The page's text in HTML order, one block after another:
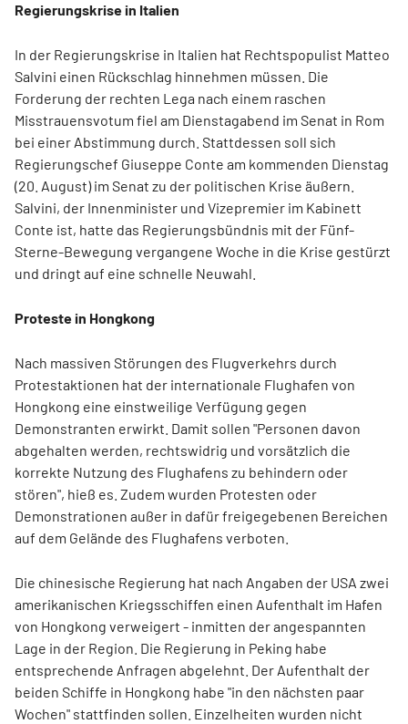
Regierungskrise in Italien
In der Regierungskrise in Italien hat Rechtspopulist Matteo
Salvini einen Rückschlag hinnehmen müssen. Die
Forderung der rechten Lega nach einem raschen
Misstrauensvotum fiel am Dienstagabend im Senat in Rom
bei einer Abstimmung durch. Stattdessen soll sich
Regierungschef Giuseppe Conte am kommenden Dienstag
(20. August) im Senat zu der politischen Krise äußern.
Salvini, der Innenminister und Vizepremier im Kabinett
Conte ist, hatte das Regierungsbündnis mit der Fünf-
Sterne-Bewegung vergangene Woche in die Krise gestürzt
und dringt auf eine schnelle Neuwahl.
Proteste in Hongkong
Nach massiven Störungen des Flugverkehrs durch
Protestaktionen hat der internationale Flughafen von
Hongkong eine einstweilige Verfügung gegen
Demonstranten erwirkt. Damit sollen "Personen davon
abgehalten werden, rechtswidrig und vorsätzlich die
korrekte Nutzung des Flughafens zu behindern oder
stören", hieß es. Zudem wurden Protesten oder
Demonstrationen außer in dafür freigegebenen Bereichen
auf dem Gelände des Flughafens verboten.
Die chinesische Regierung hat nach Angaben der USA zwei
amerikanischen Kriegsschiffen einen Aufenthalt im Hafen
von Hongkong verweigert - inmitten der angespannten
Lage in der Region. Die Regierung in Peking habe
entsprechende Anfragen abgelehnt. Der Aufenthalt der
beiden Schiffe in Hongkong habe "in den nächsten paar
Wochen" stattfinden sollen. Einzelheiten wurden nicht